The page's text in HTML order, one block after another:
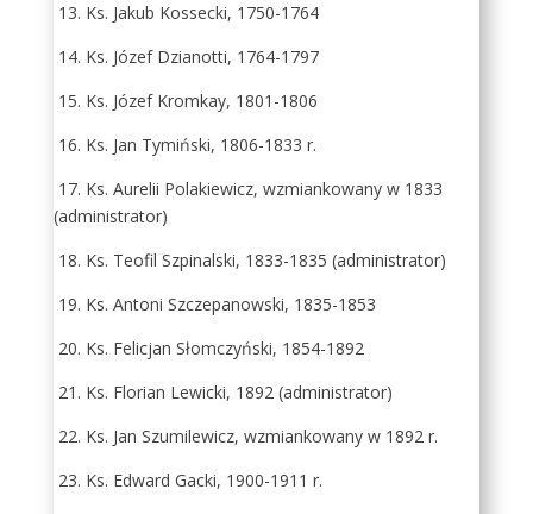
13. Ks. Jakub Kossecki, 1750-1764
14. Ks. Józef Dzianotti, 1764-1797
15. Ks. Józef Kromkay, 1801-1806
16. Ks. Jan Tymiński, 1806-1833 r.
17. Ks. Aurelii Polakiewicz, wzmiankowany w 1833
(administrator)
18. Ks. Teofil Szpinalski, 1833-1835 (administrator)
19. Ks. Antoni Szczepanowski, 1835-1853
20. Ks. Felicjan Słomczyński, 1854-1892
21. Ks. Florian Lewicki, 1892 (administrator)
22. Ks. Jan Szumilewicz, wzmiankowany w 1892 r.
23. Ks. Edward Gacki, 1900-1911 r.